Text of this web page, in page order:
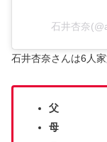
石井杏奈
石井杏奈さんは6人
父
母